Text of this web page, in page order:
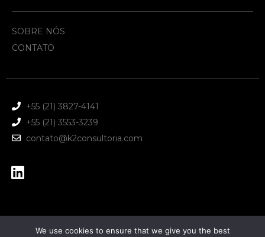
SOBRE NÓS
CONTATO
+55 (21) 3827-4141
+55 (21) 3553-3239
contato@k2consultoria.com
Copyright © 2025 K2 Consultoria Econômica LTDA. Todos os direitos
We use cookies to ensure that we give you the best